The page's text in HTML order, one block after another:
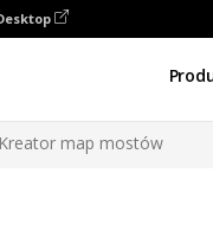
Kreator map mostów